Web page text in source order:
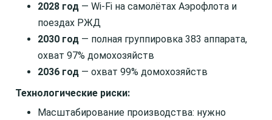
2028 год — Wi-Fi на самолётах Аэрофлота и
поездах РЖД
2030 год — полная группировка 383 аппарата,
охват 97% домохозяйств
2036 год — охват 99% домохозяйств
Технологические риски:
Масштабирование производства: нужно